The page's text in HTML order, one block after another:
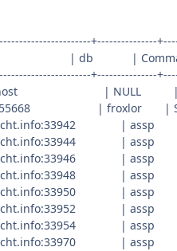
+---------------
| db |
+---------------
| NULL |
|